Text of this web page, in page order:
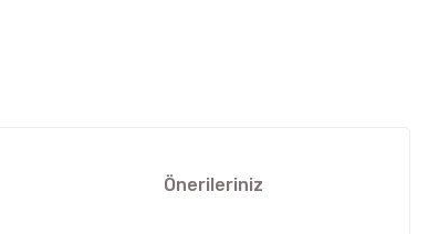
Önerileriniz